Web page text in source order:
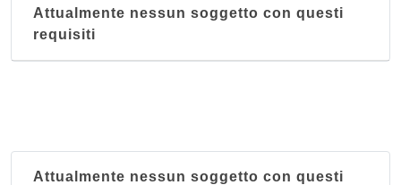
Attualmente nessun soggetto con questi
requisiti
Attualmente nessun soggetto con questi